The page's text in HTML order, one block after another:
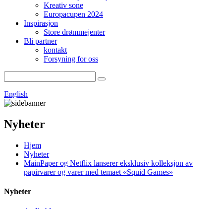
Kreativ sone
Europacupen 2024
Inspirasjon
Store drømmejenter
Bli partner
kontakt
Forsyning for oss
English
Nyheter
Hjem
Nyheter
MainPaper og Netflix lanserer eksklusiv kolleksjon av
papirvarer og varer med temaet «Squid Games»
Nyheter